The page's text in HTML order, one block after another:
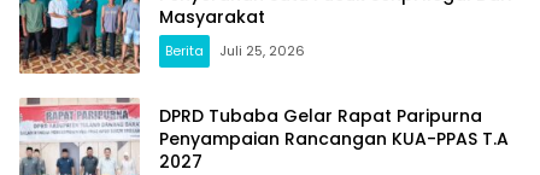
Masyarakat
Berita Juli 25, 2026
DPRD Tubaba Gelar Rapat Paripurna
Penyampaian Rancangan KUA-PPAS T.A
2027